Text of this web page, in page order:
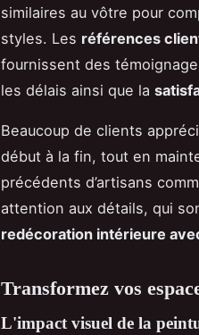
similaires au vôtre pour
styles. Les références
fournissent des
les délais ainsi que la
Beaucoup de clients
début à la fin, tout en
précédents d’artisans
attention aux détails, qui
redécoration intérieure
Transformez vos
L'impact visuel de la